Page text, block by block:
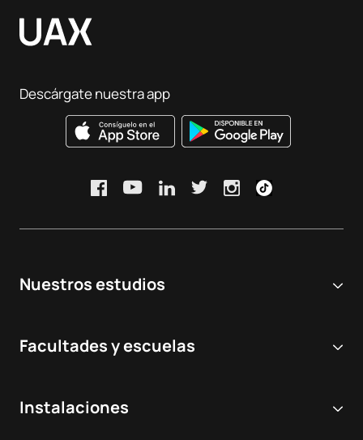
Nuestros estudios
Grados Universitarios
Facultades y escuelas
Odontología
Instalaciones
Descárgate nuestra app